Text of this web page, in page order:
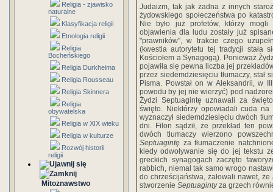
Religia - zjawisko
naturalne
Klasyfikacja religii
Etnologia religii
Religia
Bocheńskiego
Religia Durkheima
Religia Rousseau
Religia Skinnera
Religia
obywatelska
Religia w XIX wieku
Religia w kulturze
Rozwój historii
religii
Mitoznawstwo
Judaizm, tak jak żadna z innych
żydowskiego społeczeństwa po
Nie było już profetów, którzy mogli
objawienia dla ludu zostały już
"prawników", w trakcie czego
(kwestia autorytetu tej tradycji stała
Kościołem a Synagogą). Ponieważ
pojawiła się pewna liczba jej
przez siedemdziesięciu tłumaczy, stał
Pisma. Powstał on w Aleksandrii, w
powodu by jej nie wierzyć) pod
Żydzi Septuagintę uznawali za
święto. Niektórzy opowiadali cuda
wyznaczył siedemdziesięciu dwóch
dni. Filon sądził, że przekład ten
dwóch tłumaczy wierzono
Septuagintę za tłumaczenie
kiedy odwoływanie się do jej tekstu
greckich synagogach zaczęto
rabbich, niemal tak samo wrogo
do chrześcijaństwa, żałowali nawet, że
stworzenie Septuagintyza grzech